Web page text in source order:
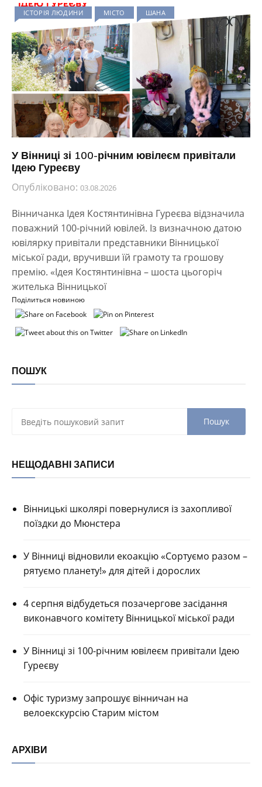
ІСТОРІЯ ЛЮДИНИ МІСТО ШАНА
У Вінниці зі 100-річним ювілеєм привітали
Ідею Гуреєву
Опубліковано: 03.08.2026
Вінничанка Ідея Костянтинівна Гуреєва відзначила
поважний 100-річний ювілей. Із визначною датою
ювілярку привітали представники Вінницької
міської ради, вручивши їй грамоту та грошову
премію. «Ідея Костянтинівна – шоста цьогоріч
жителька Вінницької
Поділиться новиною
ПОШУК
НЕЩОДАВНІ ЗАПИСИ
Вінницькі школярі повернулися із захопливої
поїздки до Мюнстера
У Вінниці відновили екоакцію «Сортуємо разом –
рятуємо планету!» для дітей і дорослих
4 серпня відбудеться позачергове засідання
виконавчого комітету Вінницької міської ради
У Вінниці зі 100-річним ювілеєм привітали Ідею
Гуреєву
Офіс туризму запрошує вінничан на
велоекскурсію Старим містом
АРХІВИ